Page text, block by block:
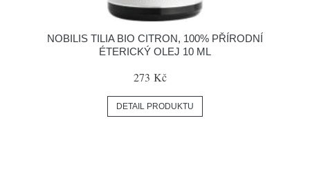
NOBILIS TILIA BIO CITRON, 100% PŘÍRODNÍ
ÉTERICKÝ OLEJ 10 ML
273 Kč
DETAIL PRODUKTU